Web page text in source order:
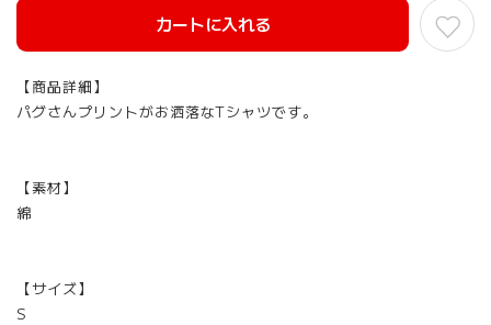
カートに入れる
【商品詳細】
パグさんプリントがお洒落なTシャツです。
【素材】
綿
【サイズ】
S